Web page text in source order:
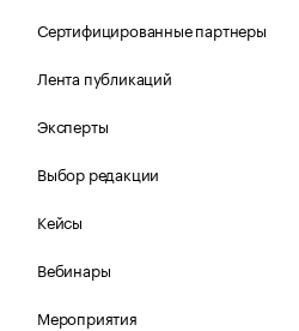
Сертифицированные партнеры
Лента публикаций
Эксперты
Выбор редакции
Кейсы
Вебинары
Мероприятия